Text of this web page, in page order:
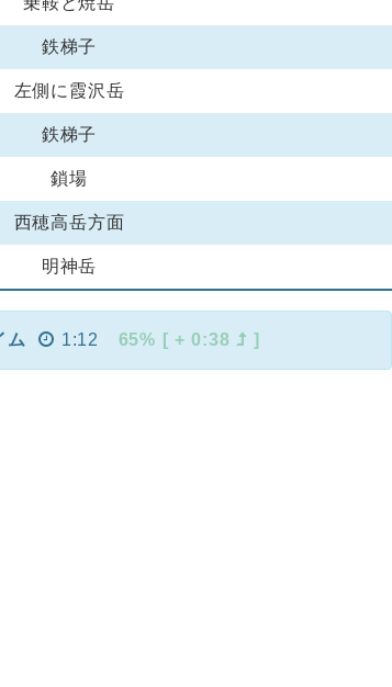
鉄梯子
左側に霞沢岳
鉄梯子
鎖場
西穂高岳方面
明神岳
ム 1:12 65% [ + 0:38 ]